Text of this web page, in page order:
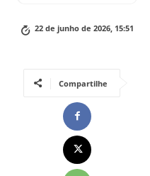
22 de junho de 2026, 15:51
Compartilhe